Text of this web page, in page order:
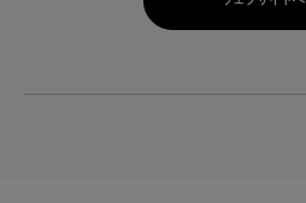
ウェブサイトへ